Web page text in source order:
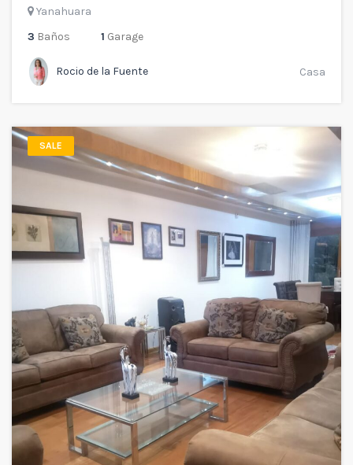
Yanahuara
3 Baños 1 Garage
Rocio de la Fuente Casa
SALE